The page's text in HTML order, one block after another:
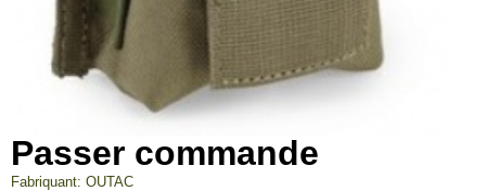
Passer commande
Fabriquant: OUTAC